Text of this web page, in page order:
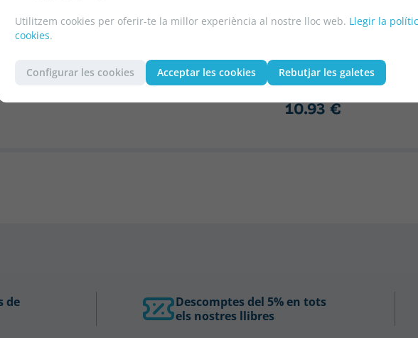
Utilitzem cookies per oferir-te la millor experiència al nostre lloc web. Llegir la
cookies.
Configurar les cookies Acceptar les cookies Rebutjar les galetes
SACHAR
€
€
10.21 €
DAHL, ROALD
CHOCOLATE FACTORY
11.50 € 5% DTO
10.93 €
de
Descomptes del 5% en tots
els nostres llibres